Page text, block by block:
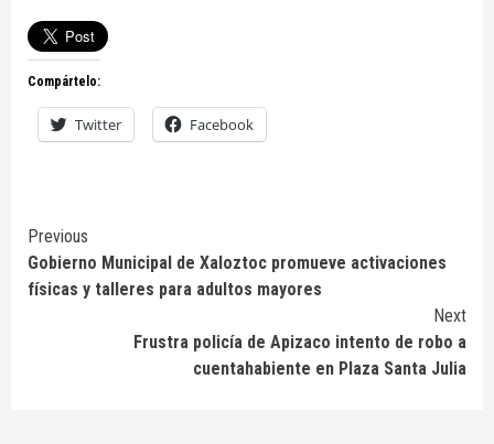
Compártelo:
Twitter Facebook
Continue
Reading
Previous
Gobierno Municipal de Xaloztoc promueve activaciones
físicas y talleres para adultos mayores
Next
Frustra policía de Apizaco intento de robo a
cuentahabiente en Plaza Santa Julia